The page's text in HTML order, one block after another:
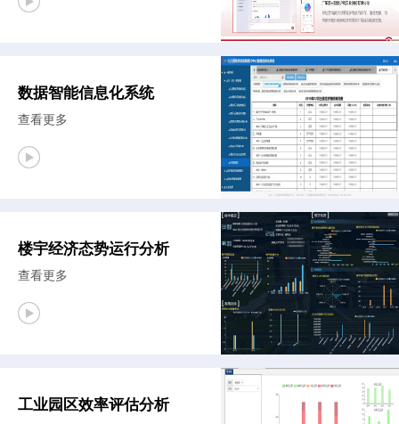
数据智能信息化系统
查看更多
楼宇经济态势运行分析
查看更多
工业园区效率评估分析